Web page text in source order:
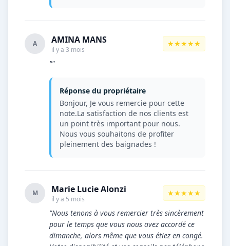
A AMINA MANS
il y a 3 mois
★★★★★
""
Réponse du propriétaire
Bonjour, Je vous remercie pour cette
note.La satisfaction de nos clients est
un point très important pour nous.
Nous vous souhaitons de profiter
pleinement des baignades !
M Marie Lucie Alonzi
il y a 5 mois
★★★★★
"Nous tenons à vous remercier très sincèrement
pour le temps que vous nous avez accordé ce
dimanche, alors même que vous étiez en congé.